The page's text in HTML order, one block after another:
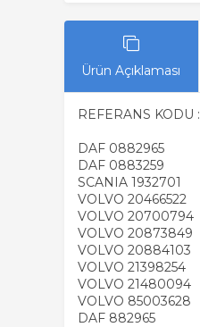
Ürün Açıklaması
REFERANS KODU :
DAF 0882965
DAF 0883259
SCANIA 1932701
VOLVO 20466522
VOLVO 20700794
VOLVO 20873849
VOLVO 20884103
VOLVO 21398254
VOLVO 21480094
VOLVO 85003628
DAF 882965